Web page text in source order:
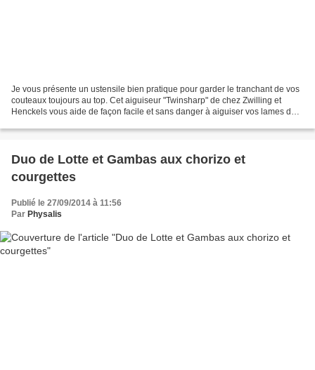
Je vous présente un ustensile bien pratique pour garder le tranchant de vos
couteaux toujours au top. Cet aiguiseur "Twinsharp" de chez Zwilling et
Henckels vous aide de façon facile et sans danger à aiguiser vos lames de
Duo de Lotte et Gambas aux chorizo et
courgettes
Publié le 27/09/2014 à 11:56
Par Physalis